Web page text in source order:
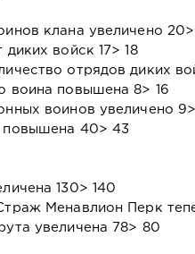
клана увеличено 20>
диких войск 17> 18
отрядов диких
воина повышена 8> 16
воинов увеличено 9>
повышена 40> 43
130> 140
Менавлион Перк
увеличена 78> 80